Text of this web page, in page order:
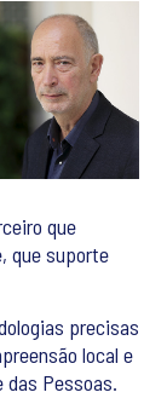
que
que suporte
precisas
local e
das Pessoas.